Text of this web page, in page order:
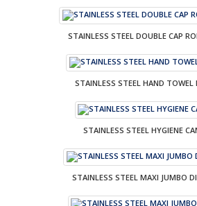
STAINLESS STEEL DOUBLE CAP
STAINLESS STEEL HAND TOWEL
STAINLESS STEEL HYGIENE
STAINLESS STEEL MAXI JUMBO